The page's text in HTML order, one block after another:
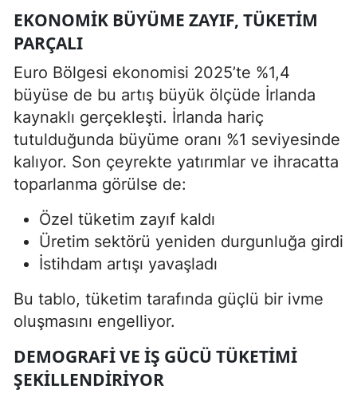
EKONOMIK BÜYÜME ZAYIF, TÜKETIM
PARÇALI
Euro Bölgesi ekonomisi 2025’te %1,4
büyüse de bu artış büyük ölçüde İrlanda
kaynaklı gerçekleşti. İrlanda hariç
tutulduğunda büyüme oranı %1 seviyesinde
kalıyor. Son çeyrekte yatırımlar ve ihracatta
toparlanma görülse de:
Özel tüketim zayıf kaldı
Üretim sektörü yeniden durgunluğa girdi
İstihdam artışı yavaşladı
Bu tablo, tüketim tarafında güçlü bir ivme
oluşmasını engelliyor.
DEMOGRAFI VE IŞ GÜCÜ TÜKETIMI
ŞEKILLENDIRIYOR